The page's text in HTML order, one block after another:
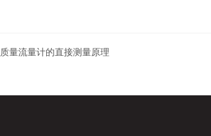
量流量计的直接测量原理